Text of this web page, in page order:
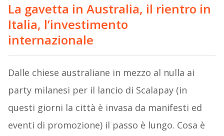
La gavetta in Australia, il rientro in
Italia, l’investimento
internazionale
Dalle chiese australiane in mezzo al nulla ai
party milanesi per il lancio di Scalapay (in
questi giorni la città è invasa da manifesti ed
eventi di promozione) il passo è lungo. Cosa è